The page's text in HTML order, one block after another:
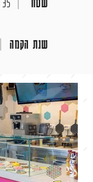
שנת הקמה